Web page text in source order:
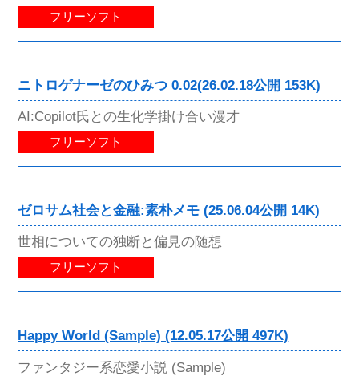
フリーソフト
ニトロゲナーゼのひみつ 0.02(26.02.18公開 153K)
AI:Copilot氏との生化学掛け合い漫才
フリーソフト
ゼロサム社会と金融:素朴メモ (25.06.04公開 14K)
世相についての独断と偏見の随想
フリーソフト
Happy World (Sample) (12.05.17公開 497K)
ファンタジー系恋愛小説 (Sample)